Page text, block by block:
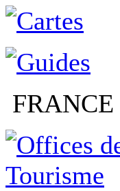
FRANCE